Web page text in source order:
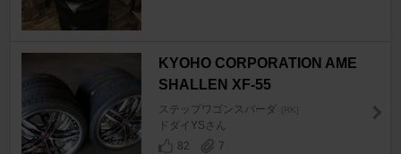
KYOHO CORPORATION AME
SHALLEN XF-55
ステップワゴンスパーダ [RK]
ドダイYSさん
82
7